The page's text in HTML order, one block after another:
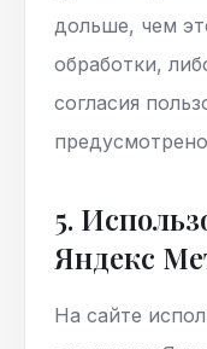
дольше, чем
обработки,
согласия
5.
Яндекс
На сайте